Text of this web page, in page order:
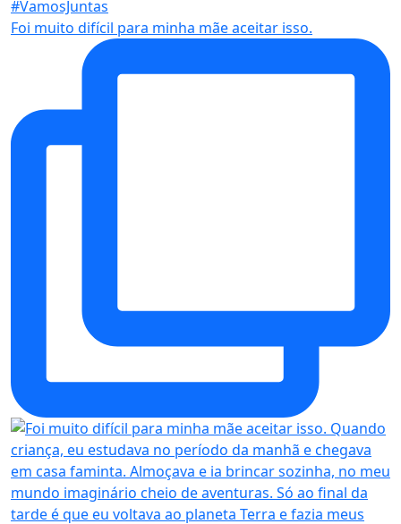
Foi muito difícil para minha mãe aceitar isso.